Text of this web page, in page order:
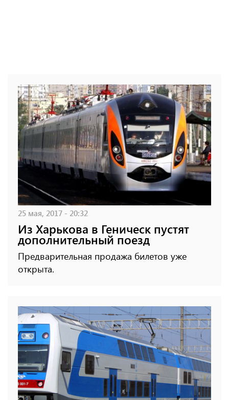
25 мая, 2017 - 20:32
Из Харькова в Геническ пустят
дополнительный поезд
Предварительная продажа билетов уже
открыта.